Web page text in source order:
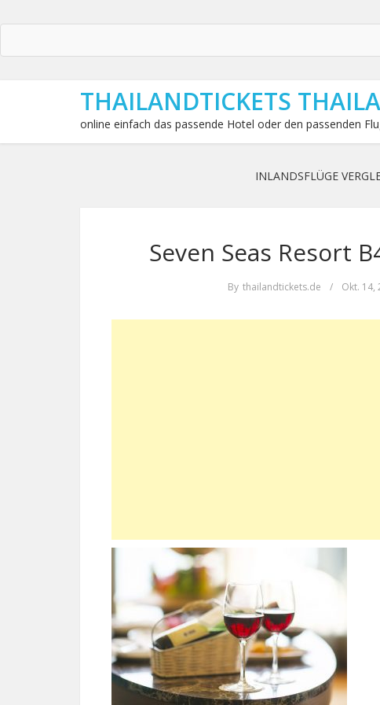
THAILANDTICKETS
online einfach das passende Hotel oder den passenden
INLANDSFLÜGE
Seven Seas Resort
By thailandtickets.de / Okt. 14,